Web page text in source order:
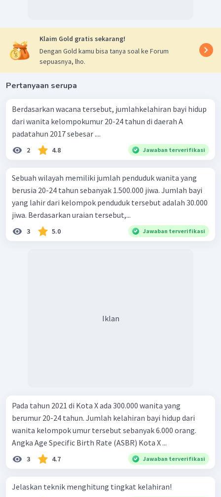
Klaim Gold gratis sekarang!
Dengan Gold kamu bisa tanya soal ke Forum
sepuasnya, lho.
Pertanyaan serupa
Berdasarkan wacana tersebut, jumlahkelahiran bayi hidup
dari wanita kelompokumur 20-24 tahun di daerah A
padatahun 2017 sebesar ....
2 4.8 Jawaban terverifikasi
Sebuah wilayah memiliki jumlah penduduk wanita yang
berusia 20-24 tahun sebanyak 1.500.000 jiwa. Jumlah bayi
yang lahir dari kelompok penduduk tersebut adalah 30.000
jiwa. Berdasarkan uraian tersebut,...
3 5.0 Jawaban terverifikasi
Iklan
Pada tahun 2021 di Kota X ada 300.000 wanita yang
berumur 20-24 tahun. Jumlah kelahiran bayi hidup dari
wanita kelompok umur tersebut sebanyak 6.000 orang.
Angka Age Specific Birth Rate (ASBR) Kota X ...
3 4.7 Jawaban terverifikasi
Jelaskan teknik menghitung tingkat kelahiran!